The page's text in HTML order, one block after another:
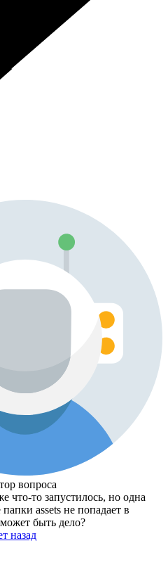
вопроса
что-то запустилось, но одна
assets не попадает в
быть дело?
назад